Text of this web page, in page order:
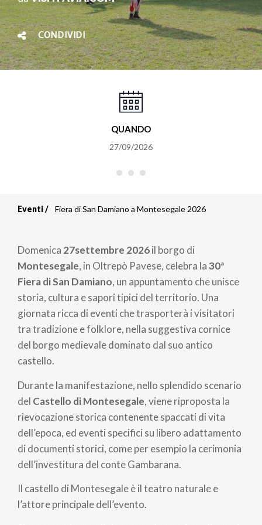
CONDIVIDI
QUANDO
27/09/2026
di
pane
Eventi Fiera di San Damiano a Montesegale 2026
Domenica 27settembre 2026il borgo di
Montesegale, in Oltrepò Pavese, celebra la30ª
Fiera di San Damiano, un appuntamento che unisce
storia, cultura e sapori tipici del territorio. Una
giornata ricca di eventi che trasporterà i visitatori
tra tradizione e folklore, nella suggestiva cornice
del borgo medievale dominato dal suo antico
castello.
Durante la manifestazione, nello splendido scenario
del Castello di Montesegale, viene riproposta la
rievocazione storica contenente spaccati di vita
dell’epoca, ed eventi specifici su libero adattamento
di documenti storici, come per esempio la cerimonia
dell’investitura del conte Gambarana.
Il castello di Montesegale è il teatro naturale e
l’attore principale dell’evento.